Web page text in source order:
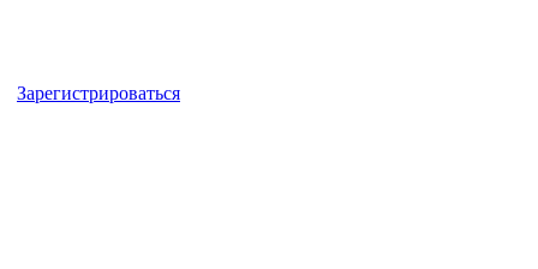
Зарегистрироваться